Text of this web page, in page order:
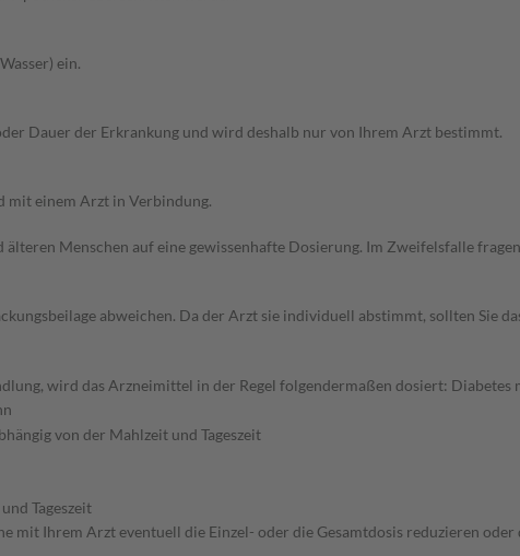
ein.
Dauer der Erkrankung und wird deshalb nur von Ihrem Arzt bestimmt.
mit einem Arzt in Verbindung.
Menschen auf eine gewissenhafte Dosierung. Im Zweifelsfalle
abweichen. Da der Arzt sie individuell abstimmt, sollten Sie
wird das Arzneimittel in der Regel folgendermaßen dosiert: Diabetes
von der Mahlzeit und Tageszeit
Tageszeit
mit Ihrem Arzt eventuell die Einzel- oder die Gesamtdosis reduzieren